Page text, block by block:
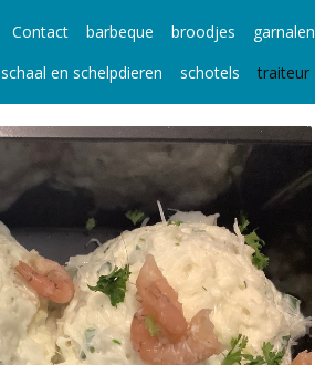
Contact barbeque broodjes garnalen
schaal en schelpdieren schotels traiteur